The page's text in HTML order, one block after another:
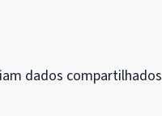
dados compartilhados